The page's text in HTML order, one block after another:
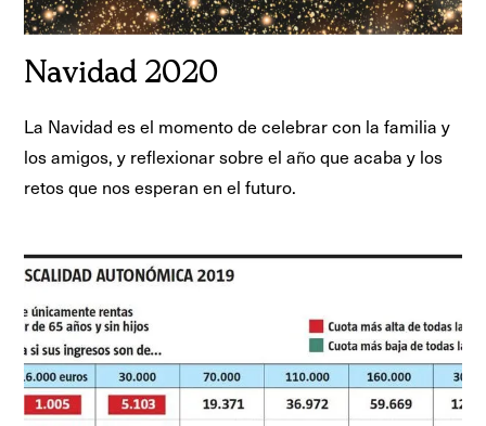
Navidad 2020
La Navidad es el momento de celebrar con la familia y
los amigos, y reflexionar sobre el año que acaba y los
retos que nos esperan en el futuro.